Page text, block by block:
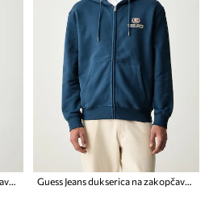
Guess Jeans dukserica na zakopčavanje sa kapuljačom za muškarce od pamuka Guess Jeans dukserica na zakopčavanje sa kapuljačom za muškarce od pamuka